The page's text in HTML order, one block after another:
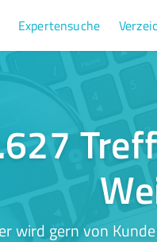
Expertensuche
wird gern von